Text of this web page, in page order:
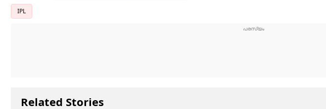
IPL
Related Stories